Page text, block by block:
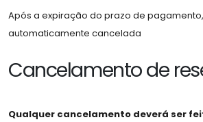
Após a expiração do prazo de
automaticamente cancelada
Cancelamento de
Qualquer cancelamento deverá ser